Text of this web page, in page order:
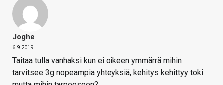
Joghe
6.9.2019
Taitaa tulla vanhaksi kun ei oikeen ymmärrä mihin
tarvitsee 3g nopeampia yhteyksiä, kehitys kehittyy toki